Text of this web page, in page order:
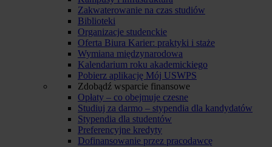
Zakwaterowanie na czas studiów
Biblioteki
Organizacje studenckie
Oferta Biura Karier: praktyki i staże
Wymiana międzynarodowa
Kalendarium roku akademickiego
Pobierz aplikację Mój USWPS
Zdobądź wsparcie finansowe
Opłaty – co obejmuje czesne
Studiuj za darmo – stypendia dla kandydatów
Stypendia dla studentów
Preferencyjne kredyty
Dofinansowanie przez pracodawcę